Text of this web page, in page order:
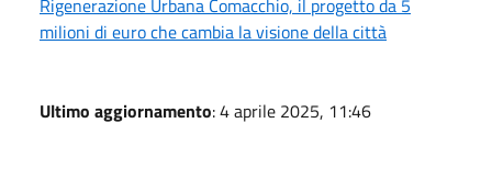
Rigenerazione Urbana Comacchio, il progetto da 5
milioni di euro che cambia la visione della città
Ultimo aggiornamento: 4 aprile 2025, 11:46